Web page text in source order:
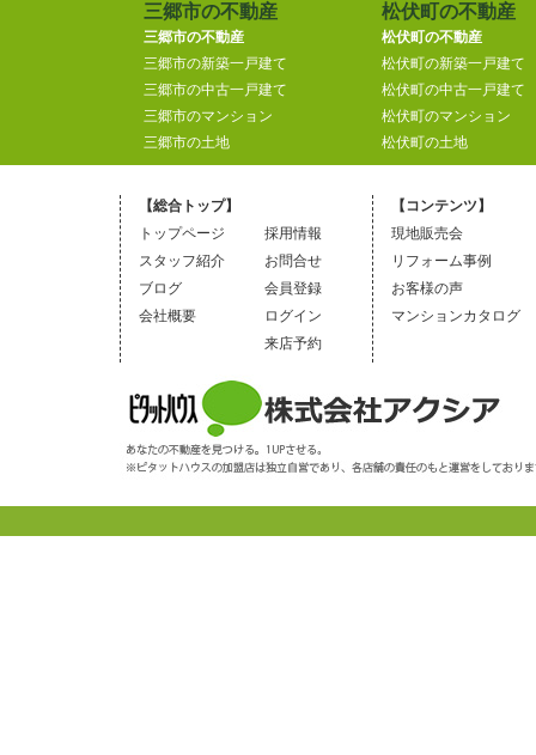
三郷市の不動産
三郷市の不動産
三郷市の新築一戸建て
三郷市の中古一戸建て
三郷市のマンション
三郷市の土地
松伏町の不動産
松伏町の不動産
松伏町の新築一戸建て
松伏町の中古一戸建て
松伏町のマンション
松伏町の土地
【総合トップ】
トップページ
スタッフ紹介
ブログ
会社概要
採用情報
お問合せ
会員登録
ログイン
来店予約
【コンテンツ】
現地販売会
リフォーム事例
お客様の声
マンションカタログ